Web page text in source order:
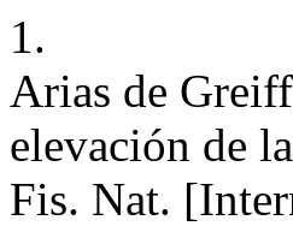
1.
Arias de
elevación de
Fis. Nat.